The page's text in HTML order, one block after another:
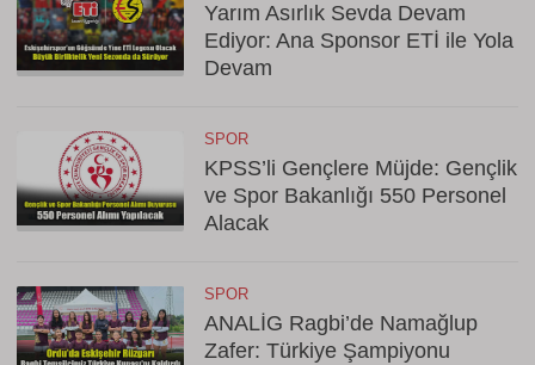
Yarım Asırlık Sevda Devam
Ediyor: Ana Sponsor ETİ ile Yola
Devam
SPOR
KPSS’li Gençlere Müjde: Gençlik
ve Spor Bakanlığı 550 Personel
Alacak
SPOR
ANALİG Ragbi’de Namağlup
Zafer: Türkiye Şampiyonu